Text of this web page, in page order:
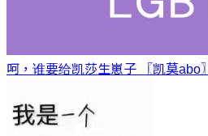
呵，谁要给凯莎生崽子 〖凯莫abo〗